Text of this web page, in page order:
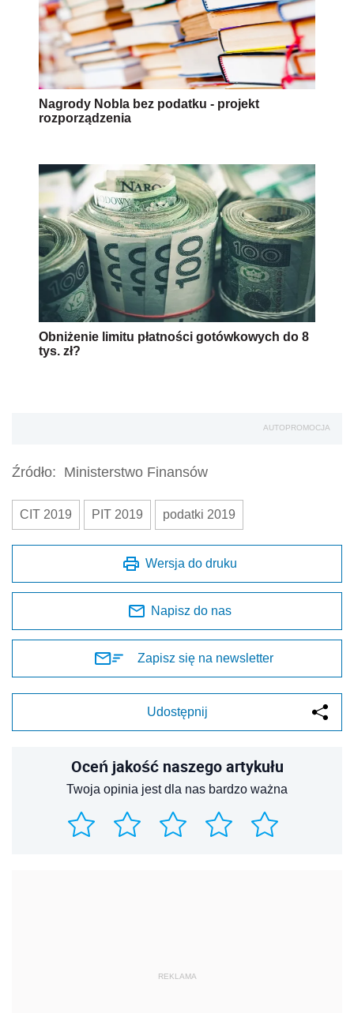
Nagrody Nobla bez podatku - projekt
rozporządzenia
Obniżenie limitu płatności gotówkowych do 8
tys. zł?
AUTOPROMOCJA
Źródło: Ministerstwo Finansów
CIT 2019 PIT 2019 podatki 2019
Wersja do druku
Napisz do nas
Zapisz się na newsletter
Udostępnij
Oceń jakość naszego artykułu
Twoja opinia jest dla nas bardzo ważna
REKLAMA